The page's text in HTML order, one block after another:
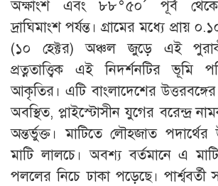
অক্ষাংশ এবং ৮৮°৫০´ পূর্ব
দ্রাঘিমাংশ পর্যন্ত। গ্রামের মধ্যে প্রায়
(১০ হেক্টর) অঞ্চল জুড়ে এই
প্রত্নতাত্ত্বিক এই নিদর্শনটির ভূমি
আকৃতির। এটি বাংলাদেশের
অবস্থিত, প্লাইস্টোসীন যুগের বরেন্দ্র
অন্তর্ভুক্ত। মাটিতে লৌহজাত পদার্থের
মাটি লালচে। অবশ্য বর্তমানে এ
পললের নিচে ঢাকা পড়েছে।